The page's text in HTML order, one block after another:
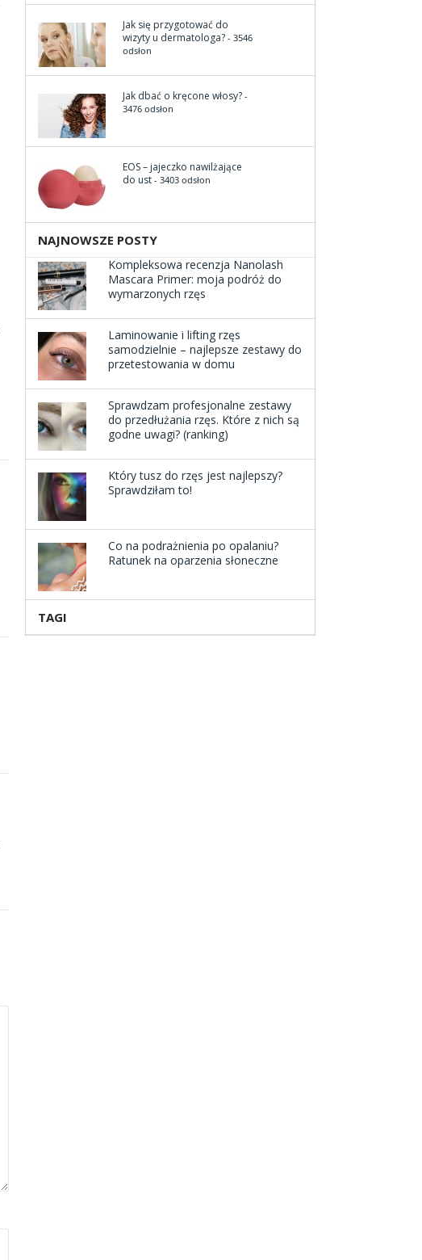
Jak się przygotować do
wizyty u dermatologa? - 3546
odsłon
Jak dbać o kręcone włosy? -
3476 odsłon
EOS – jajeczko nawilżające
do ust - 3403 odsłon
NAJNOWSZE POSTY
Kompleksowa recenzja Nanolash
Mascara Primer: moja podróż do
wymarzonych rzęs
Laminowanie i lifting rzęs
samodzielnie – najlepsze zestawy do
przetestowania w domu
Sprawdzam profesjonalne zestawy
do przedłużania rzęs. Które z nich są
godne uwagi? (ranking)
Który tusz do rzęs jest najlepszy?
Sprawdziłam to!
Co na podrażnienia po opalaniu?
Ratunek na oparzenia słoneczne
TAGI